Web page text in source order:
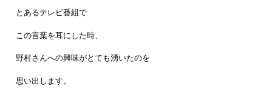
とあるテレビ番組で
この言葉を耳にした時、
野村さんへの興味がとても湧いたのを
思い出します。